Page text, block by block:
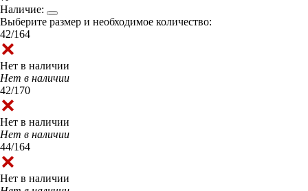
Наличие:
Выберите размер и необходимое количество:
42/164
Нет в наличии
Нет в наличии
42/170
Нет в наличии
Нет в наличии
44/164
Нет в наличии